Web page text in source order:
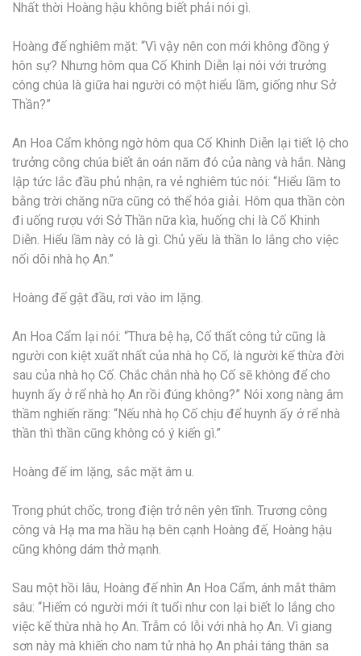
Nhất thời Hoàng hậu không biết phải nói gì.
Hoàng đế nghiêm mặt: “Vì vậy nên con mới không đồng ý
hôn sự? Nhưng hôm qua Cố Khinh Diễn lại nói với trưởng
công chúa là giữa hai người có một hiểu lầm, giống như Sở
Thần?”
An Hoa Cẩm không ngờ hôm qua Cố Khinh Diễn lại tiết lộ cho
trưởng công chúa biết ân oán năm đó của nàng và hắn. Nàng
lập tức lắc đầu phủ nhận, ra vẻ nghiêm túc nói: “Hiểu lầm to
bằng trời chăng nữa cũng có thể hóa giải. Hôm qua thần còn
đi uống rượu với Sở Thần nữa kìa, huống chi là Cố Khinh
Diễn. Hiểu lầm này có là gì. Chủ yếu là thần lo lắng cho việc
nối dõi nhà họ An.”
Hoàng đế gật đầu, rơi vào im lặng.
An Hoa Cẩm lại nói: “Thưa bệ hạ, Cố thất công tử cũng là
người con kiệt xuất nhất của nhà họ Cố, là người kế thừa đời
sau của nhà họ Cố. Chắc chắn nhà họ Cố sẽ không để cho
huynh ấy ở rể nhà họ An rồi đúng không?” Nói xong nàng âm
thầm nghiến răng: “Nếu nhà họ Cố chịu để huynh ấy ở rể nhà
thần thì thần cũng không có ý kiến gì.”
Hoàng đế im lặng, sắc mặt âm u.
Trong phút chốc, trong điện trở nên yên tĩnh. Trương công
công và Hạ ma ma hầu hạ bên cạnh Hoàng đế, Hoàng hậu
cũng không dám thở mạnh.
Sau một hồi lâu, Hoàng đế nhìn An Hoa Cẩm, ánh mắt thâm
sâu: “Hiếm có người mới ít tuổi như con lại biết lo lắng cho
việc kế thừa nhà họ An. Trẫm có lỗi với nhà họ An. Vì giang
sơn này mà khiến cho nam tử nhà họ An phải táng thân sa